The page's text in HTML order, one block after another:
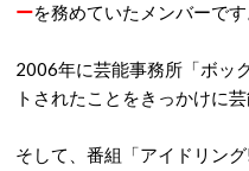
ーを務めていたメンバーです
2006年に芸能事務所「ボッ
トされたことをきっかけに
そして、番組「アイドリン